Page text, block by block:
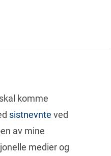
komme
sistnevnte ved
av mine
medier og